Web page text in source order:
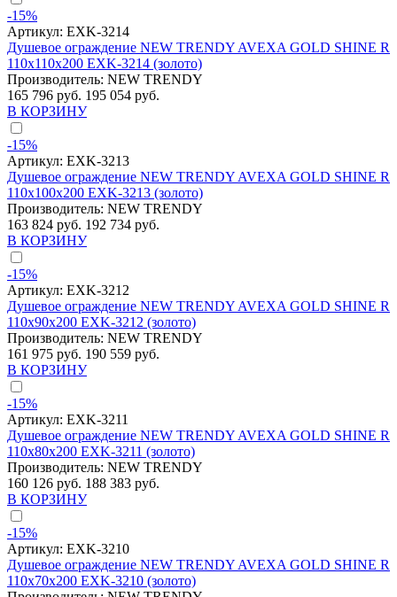
-15%
Артикул: EXK-3214
Душевое ограждение NEW TRENDY AVEXA GOLD SHINE R
110x110x200 EXK-3214 (золото)
Производитель: NEW TRENDY
165 796 руб. 195 054 руб.
В КОРЗИНУ
-15%
Артикул: EXK-3213
Душевое ограждение NEW TRENDY AVEXA GOLD SHINE R
110x100x200 EXK-3213 (золото)
Производитель: NEW TRENDY
163 824 руб. 192 734 руб.
В КОРЗИНУ
-15%
Артикул: EXK-3212
Душевое ограждение NEW TRENDY AVEXA GOLD SHINE R
110x90x200 EXK-3212 (золото)
Производитель: NEW TRENDY
161 975 руб. 190 559 руб.
В КОРЗИНУ
-15%
Артикул: EXK-3211
Душевое ограждение NEW TRENDY AVEXA GOLD SHINE R
110x80x200 EXK-3211 (золото)
Производитель: NEW TRENDY
160 126 руб. 188 383 руб.
В КОРЗИНУ
-15%
Артикул: EXK-3210
Душевое ограждение NEW TRENDY AVEXA GOLD SHINE R
110x70x200 EXK-3210 (золото)